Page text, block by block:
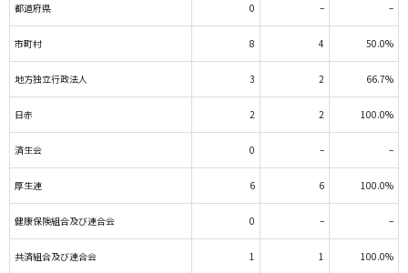
都道府県 0 – –
市町村 8 4 50.0%
地方独立行政法人 3 2 66.7%
日赤 2 2 100.0%
済生会 0 – –
厚生連 6 6 100.0%
健康保険組合及び連合会 0 – –
共済組合及び連合会 1 1 100.0%